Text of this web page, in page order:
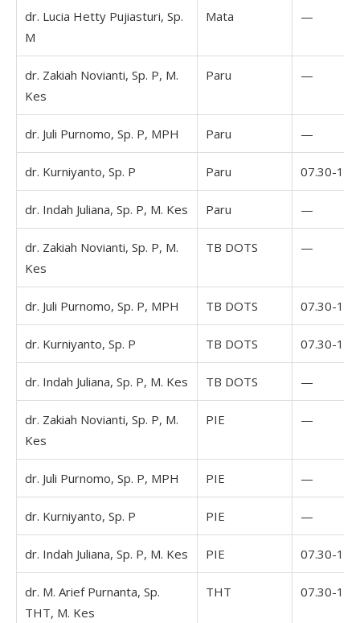
dr. Lucia Hetty Pujiasturi, Sp.
M
Mata —
dr. Zakiah Novianti, Sp. P, M.
Kes
Paru —
dr. Juli Purnomo, Sp. P, MPH Paru —
dr. Kurniyanto, Sp. P Paru 07.30-
dr. Indah Juliana, Sp. P, M. Kes Paru —
dr. Zakiah Novianti, Sp. P, M.
Kes
TB DOTS —
dr. Juli Purnomo, Sp. P, MPH TB DOTS 07.30-
dr. Kurniyanto, Sp. P TB DOTS 07.30-
dr. Indah Juliana, Sp. P, M. Kes TB DOTS —
dr. Zakiah Novianti, Sp. P, M.
Kes
PIE —
dr. Juli Purnomo, Sp. P, MPH PIE —
dr. Kurniyanto, Sp. P PIE —
dr. Indah Juliana, Sp. P, M. Kes PIE 07.30-
dr. M. Arief Purnanta, Sp.
THT, M. Kes
THT 07.30-